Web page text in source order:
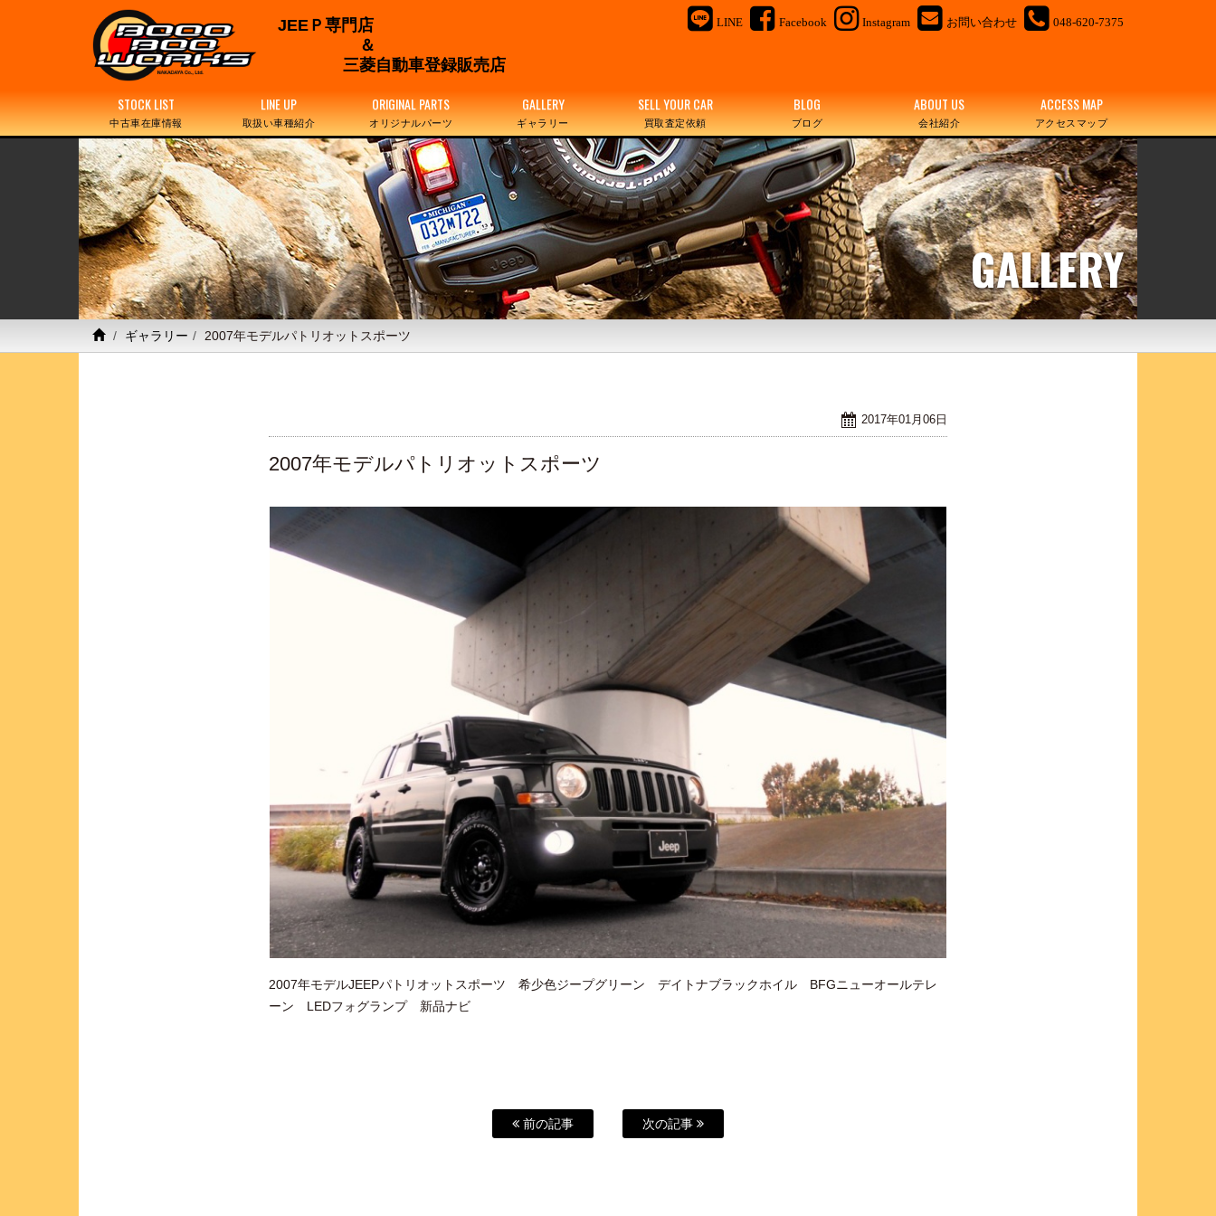
LINE Facebook Instagram お問い合わせ 048-620-7375
JEEＰ専門店
＆
三菱自動車登録販売店
STOCK LIST
中古車在庫情報
LINE UP
取扱い車種紹介
ORIGINAL PARTS
オリジナルパーツ
GALLERY
ギャラリー
SELL YOUR CAR
買取査定依頼
BLOG
ブログ
ABOUT US
会社紹介
ACCESS MAP
アクセスマップ
GALLERY
ギャラリー 2007年モデルパトリオットスポーツ
2017年01月06日
2007年モデルパトリオットスポーツ
2007年モデルJEEPパトリオットスポーツ 希少色ジープグリーン デイトナブラックホイル BFGニューオールテレ
ーン LEDフォグランプ 新品ナビ
前の記事 次の記事